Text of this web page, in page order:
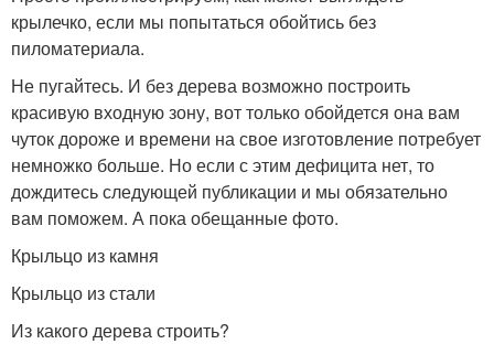
крылечко, если мы попытаться обойтись без
пиломатериала.
Не пугайтесь. И без дерева возможно построить
красивую входную зону, вот только обойдется она вам
чуток дороже и времени на свое изготовление потребует
немножко больше. Но если с этим дефицита нет, то
дождитесь следующей публикации и мы обязательно
вам поможем. А пока обещанные фото.
Крыльцо из камня
Крыльцо из стали
Из какого дерева строить?